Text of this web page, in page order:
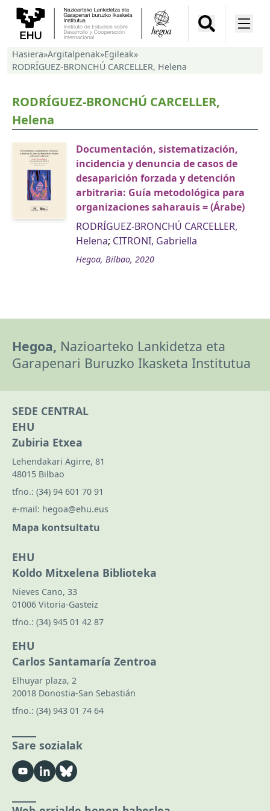
Hasiera»Argitalpenak»Egileak»
RODRÍGUEZ-BRONCHÚ CARCELLER, Helena
RODRÍGUEZ-BRONCHÚ CARCELLER,
Helena
Documentación, sistematización,
incidencia y denuncia de casos de
desaparición forzada y detención
arbitraria: Guía metodológica para
organizaciones saharauis = (Árabe)
RODRÍGUEZ-BRONCHÚ CARCELLER,
Helena; CITRONI, Gabriella
Hegoa, Bilbao, 2020
Hegoa, Nazioarteko Lankidetza eta
Garapenari Buruzko Ikasketa Institutua
SEDE CENTRAL
EHU
Zubiria Etxea
Lehendakari Agirre, 81
48015 Bilbao
tfno.: (34) 94 601 70 91
e-mail: hegoa@ehu.eus
Mapa kontsultatu
EHU
Koldo Mitxelena Biblioteka
Nieves Cano, 33
01006 Vitoria-Gasteiz
tfno.: (34) 945 01 42 87
EHU
Carlos Santamaría Zentroa
Elhuyar plaza, 2
20018 Donostia-San Sebastián
tfno.: (34) 943 01 74 64
Sare sozialak